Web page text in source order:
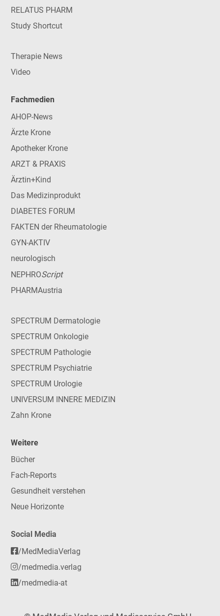
RELATUS PHARM
Study Shortcut
Therapie News
Video
Fachmedien
AHOP-News
Ärzte Krone
Apotheker Krone
ARZT & PRAXIS
Ärztin+Kind
Das Medizinprodukt
DIABETES FORUM
FAKTEN der Rheumatologie
GYN-AKTIV
neurologisch
NEPHROScript
PHARMAustria
SPECTRUM Dermatologie
SPECTRUM Onkologie
SPECTRUM Pathologie
SPECTRUM Psychiatrie
SPECTRUM Urologie
UNIVERSUM INNERE MEDIZIN
Zahn Krone
Weitere
Bücher
Fach-Reports
Gesundheit verstehen
Neue Horizonte
Social Media
/MedMediaVerlag
/medmedia.verlag
/medmedia-at